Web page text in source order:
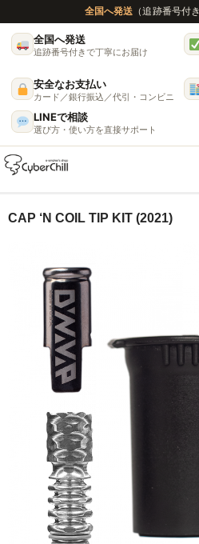
全国へ発送 （追跡番号付き
全国へ発送
追跡番号付きで丁寧にお届け
安全なお支払い
カード／銀行振込／代引・コンビニ
LINEで相談
選び方・使い方を直接サポート
ガイド
DynaVap完全ガイド
グラインダー完全ガイド
挽き方で味が変わる理由
シーシャ炭の選び方
マウスピースの選び方
シーシャの始め方
BFG Dani（バッテリー不要ヴェ
BFGセット（一式）
CAP ‘N COIL TIP KIT (2021)